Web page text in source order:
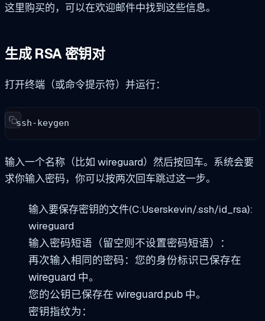
这里购买的，可以在欢迎邮件中找到这些信息。
生成 RSA 密钥对
打开终端（或命令提示符）并运行：
ssh-keygen
输入一个名称（比如 wireguard）然后按回车。系统会要
求你输入密码，你可以按两次回车跳过这一步。
输入要保存密钥的文件(C:Userskevin/.ssh/id_rsa):
wireguard
输入密码短语（留空则不设置密码短语）：
再次输入相同的密码：您的身份标识已保存在
wireguard 中。
您的公钥已保存在 wireguard.pub 中。
密钥指纹为：